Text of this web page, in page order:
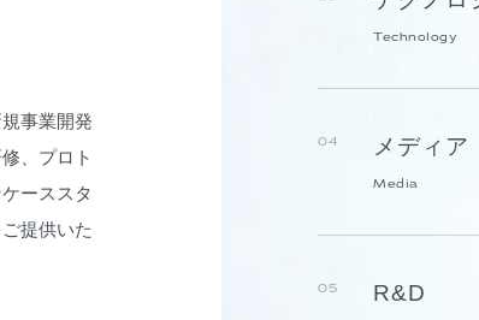
事業開発
、プロト
ーススタ
提供いた
Technology
04 メディア
Media
05 R&D